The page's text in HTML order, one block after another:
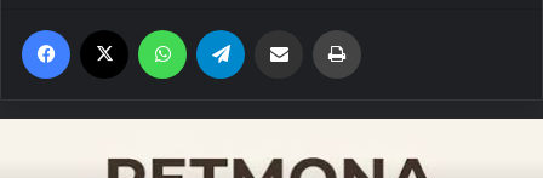
Facebook WhatsApp Email'den paylaş